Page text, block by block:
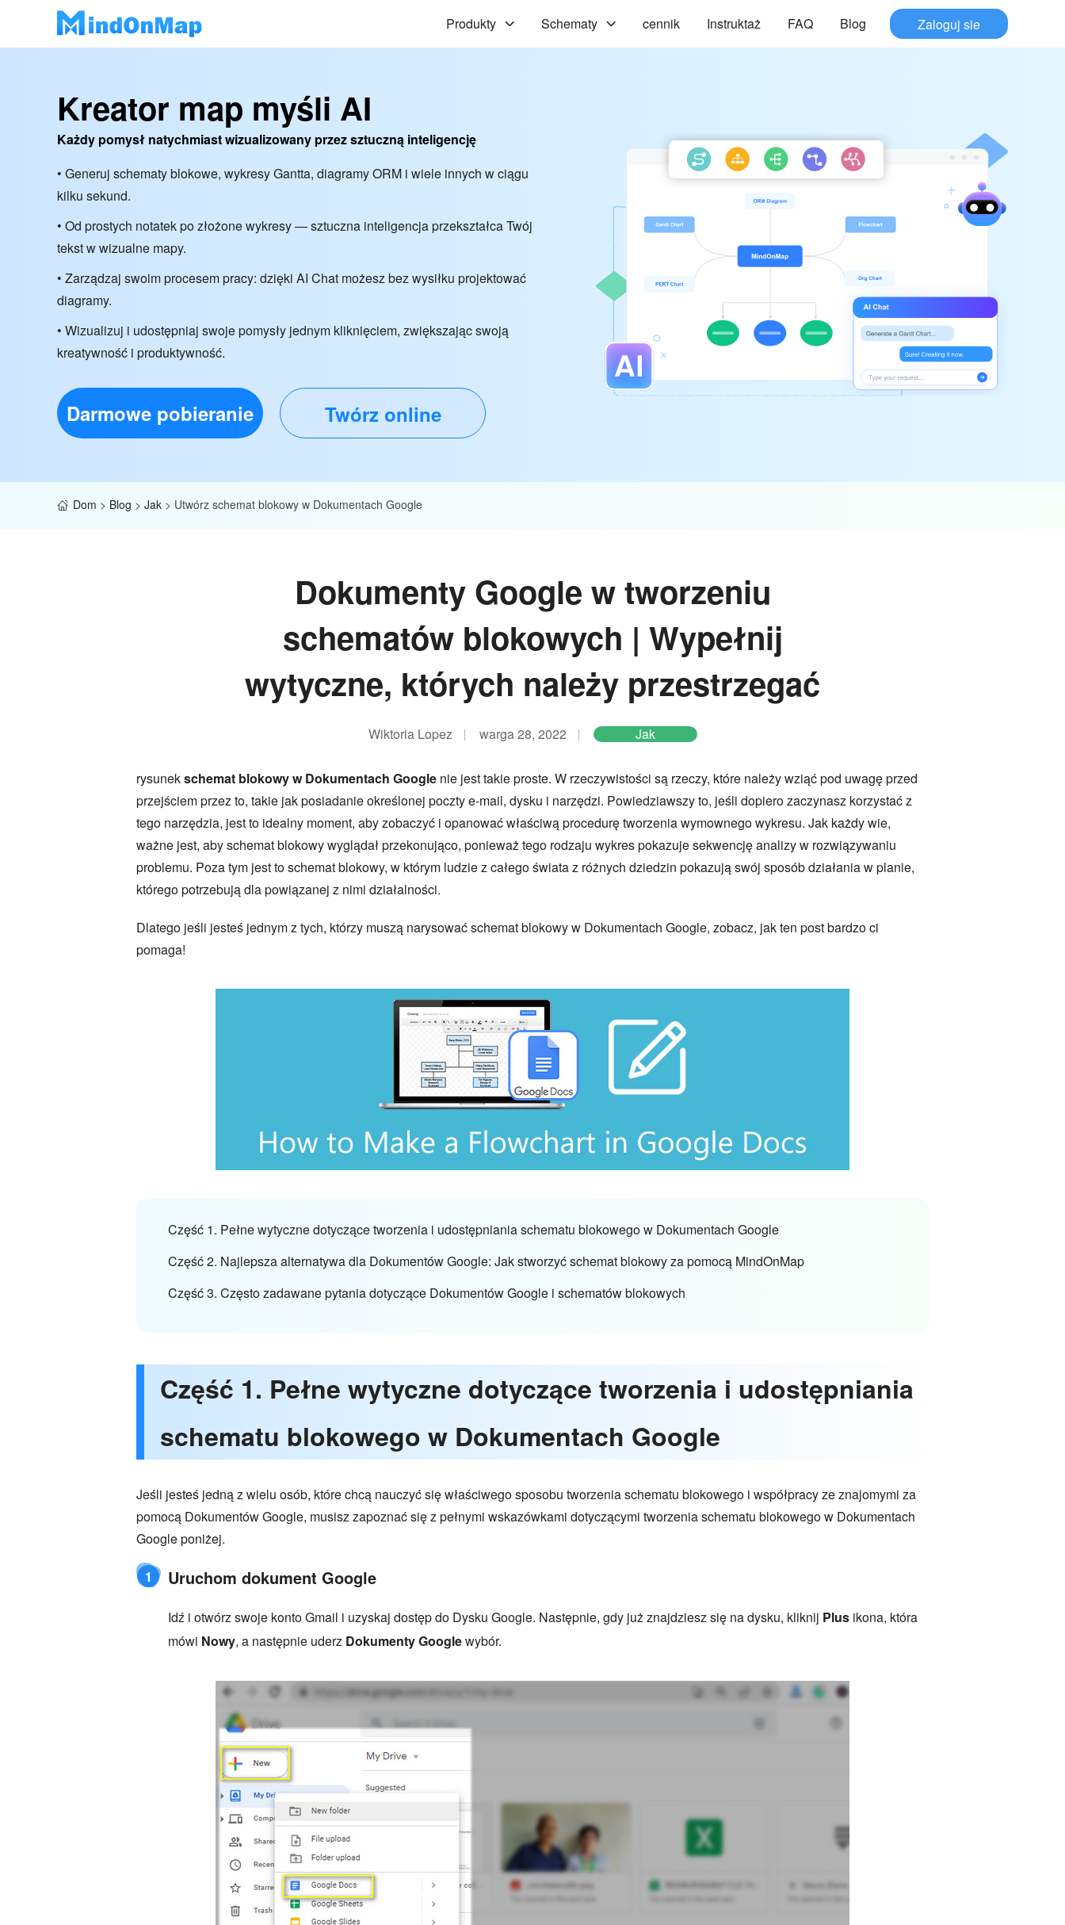
Produkty Schematy cennik Instruktaż FAQ Blog Zaloguj sie
Kreator map myśli AI
Każdy pomysł natychmiast wizualizowany przez sztuczną inteligencję
• Generuj schematy blokowe, wykresy Gantta, diagramy ORM i wiele innych w ciągu
kilku sekund.
• Od prostych notatek po złożone wykresy — sztuczna inteligencja przekształca Twój
tekst w wizualne mapy.
• Zarządzaj swoim procesem pracy: dzięki AI Chat możesz bez wysiłku projektować
diagramy.
• Wizualizuj i udostępniaj swoje pomysły jednym kliknięciem, zwiększając swoją
kreatywność i produktywność.
Darmowe pobieranie Twórz online
Dom > Blog > Jak > Utwórz schemat blokowy w Dokumentach Google
Dokumenty Google w tworzeniu
schematów blokowych | Wypełnij
wytyczne, których należy przestrzegać
Wiktoria Lopez warga 28, 2022 Jak
rysunekschemat blokowy w Dokumentach Google nie jest takie proste. W rzeczywistości są rzeczy, które należy wziąć pod uwagę przed
przejściem przez to, takie jak posiadanie określonej poczty e-mail, dysku i narzędzi. Powiedziawszy to, jeśli dopiero zaczynasz korzystać z
tego narzędzia, jest to idealny moment, aby zobaczyć i opanować właściwą procedurę tworzenia wymownego wykresu. Jak każdy wie,
ważne jest, aby schemat blokowy wyglądał przekonująco, ponieważ tego rodzaju wykres pokazuje sekwencję analizy w rozwiązywaniu
problemu. Poza tym jest to schemat blokowy, w którym ludzie z całego świata z różnych dziedzin pokazują swój sposób działania w planie,
którego potrzebują dla powiązanej z nimi działalności.
Dlatego jeśli jesteś jednym z tych, którzy muszą narysować schemat blokowy w Dokumentach Google, zobacz, jak ten post bardzo ci
pomaga!
Część 1. Pełne wytyczne dotyczące tworzenia i udostępniania schematu blokowego w Dokumentach Google
Część 2. Najlepsza alternatywa dla Dokumentów Google: Jak stworzyć schemat blokowy za pomocą MindOnMap
Część 3. Często zadawane pytania dotyczące Dokumentów Google i schematów blokowych
Część 1. Pełne wytyczne dotyczące tworzenia i udostępniania
schematu blokowego w Dokumentach Google
Jeśli jesteś jedną z wielu osób, które chcą nauczyć się właściwego sposobu tworzenia schematu blokowego i współpracy ze znajomymi za
pomocą Dokumentów Google, musisz zapoznać się z pełnymi wskazówkami dotyczącymi tworzenia schematu blokowego w Dokumentach
Google poniżej.
1 Uruchom dokument Google
Idź i otwórz swoje konto Gmail i uzyskaj dostęp do Dysku Google. Następnie, gdy już znajdziesz się na dysku, kliknij Plus ikona, która
mówi Nowy, a następnie uderz Dokumenty Googlewybór.